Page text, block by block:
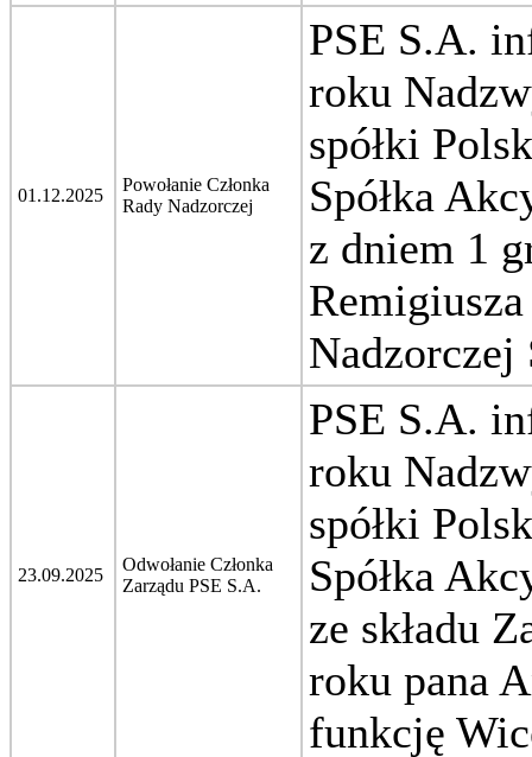
01.12.2025
Powołanie Członka
Rady Nadzorczej
PSE S.A.
roku
spółki
Spółka
z dniem 1
Nadzorczej
23.09.2025
Odwołanie Członka
Zarządu PSE S.A.
PSE S.A.
roku
spółki
Spółka
ze składu
roku pana
funkcję